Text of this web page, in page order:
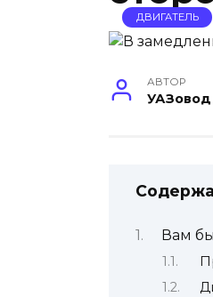
ДВИГАТЕЛЬ
АВТОР
УАЗовод
Вам